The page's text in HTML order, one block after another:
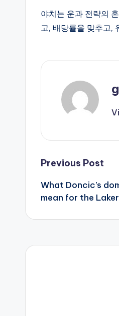
야치는 운과 전략의
고, 배당률을 맞추고,
Post
Previous Post
What Doncic’s
mean for the